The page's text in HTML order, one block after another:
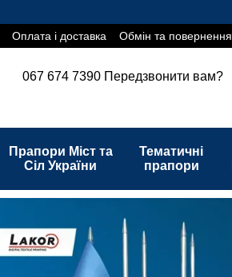
Оплата і доставка Обмін та повернення
067 674 7390 Передзвонити вам?
Прапори Міст та
Сіл України
Тематичні
прапори